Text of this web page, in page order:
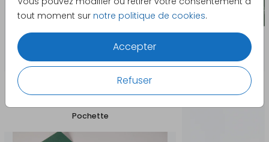
tout moment sur notre politique de cookies.
Accepter
Refuser
La taille de l'enveloppe correspondante est de
16x16 cm cm
Produits qui pourraient vous intéresser
Pochette